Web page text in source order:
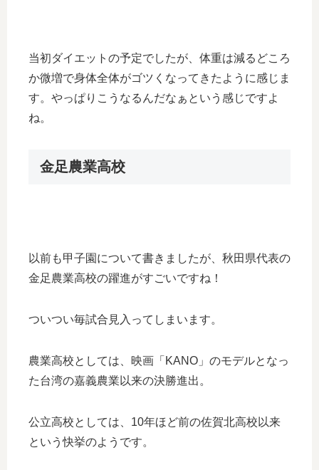
当初ダイエットの予定でしたが、体重は減るどころ
か微増で身体全体がゴツくなってきたように感じま
す。やっぱりこうなるんだなぁという感じですよ
ね。
金足農業高校
以前も甲子園について書きましたが、秋田県代表の
金足農業高校の躍進がすごいですね！
ついつい毎試合見入ってしまいます。
農業高校としては、映画「KANO」のモデルとなっ
た台湾の嘉義農業以来の決勝進出。
公立高校としては、10年ほど前の佐賀北高校以来
という快挙のようです。